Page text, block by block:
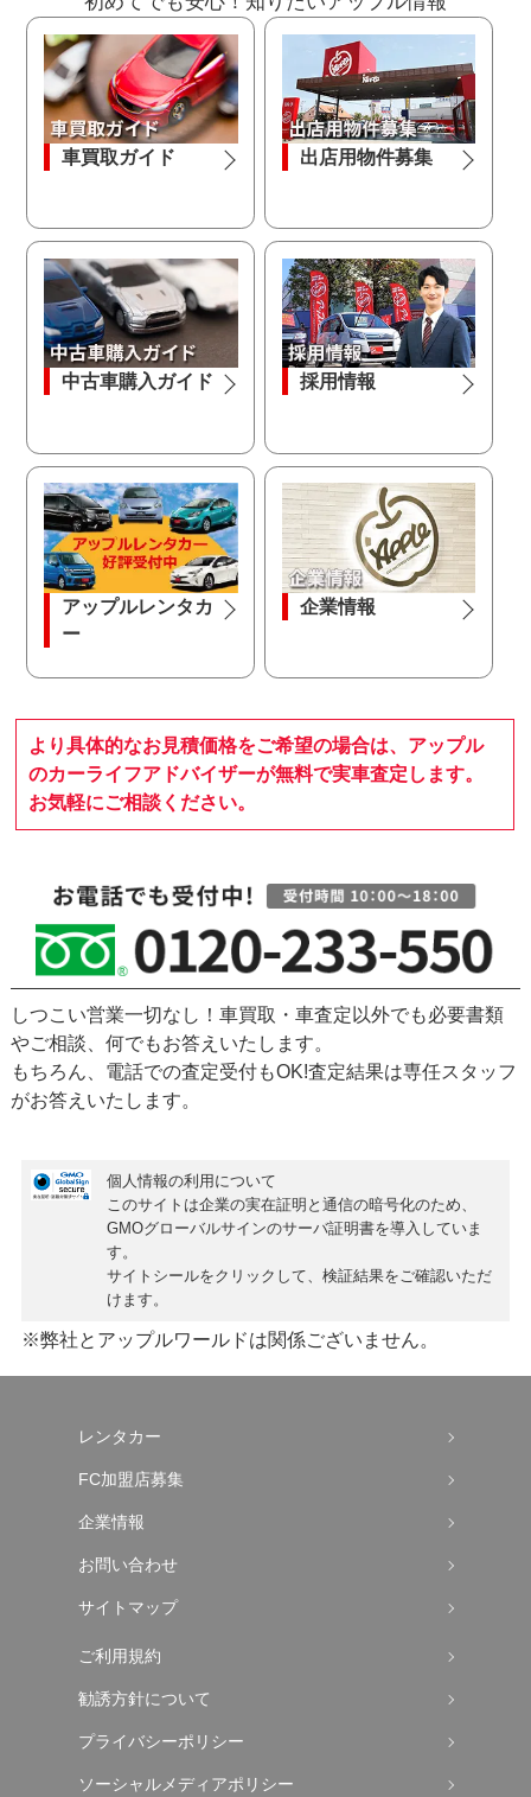
車買取ガイド 出店用物件募集
中古車購入ガイド 採用情報
アップルレンタカ
ー
企業情報
より具体的なお見積価格をご希望の場合は、アップル
のカーライフアドバイザーが無料で実車査定します。
お気軽にご相談ください。
しつこい営業一切なし！車買取・車査定以外でも必要書類
やご相談、何でもお答えいたします。
もちろん、 電話での査定受付もOK!査定結果は専任スタッフ
がお答えいたします。
個人情報の利用について
このサイトは企業の実在証明と通信の暗号化のため、
GMOグローバルサインのサーバ証明書を導入していま
す。
サイトシールをクリックして、検証結果をご確認いただ
けます。
※弊社とアップルワールドは関係ございません。
レンタカー
FC加盟店募集
企業情報
お問い合わせ
サイトマップ
ご利用規約
勧誘方針について
プライバシーポリシー
ソーシャルメディアポリシー